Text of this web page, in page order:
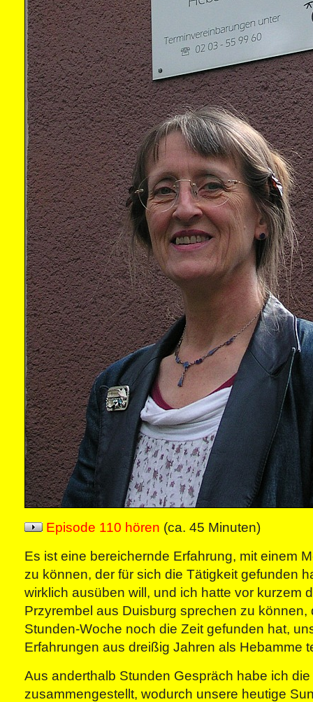
Episode 110 hören (ca. 45 Minuten)
Es ist eine bereichernde Erfahrung, mit einem
zu können, der für sich die Tätigkeit gefunden
wirklich ausüben will, und ich hatte vor kurzem
Przyrembel aus Duisburg sprechen zu können,
Stunden-Woche noch die Zeit gefunden hat,
Erfahrungen aus dreißig Jahren als Hebamme
Aus anderthalb Stunden Gespräch habe ich
zusammengestellt, wodurch unsere heutige